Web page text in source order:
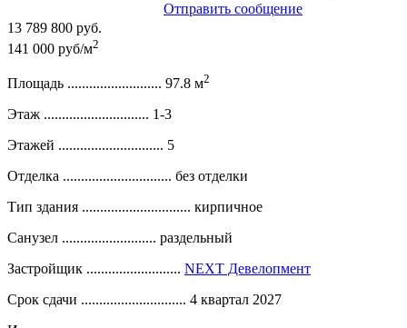
Отправить сообщение
13 789 800 руб.
141 000 руб/м2
Площадь .......................... 97.8 м2
Этаж ............................. 1-3
Этажей ............................. 5
Отделка .............................. без отделки
Тип здания .............................. кирпичное
Санузел .......................... раздельный
Застройщик .......................... NEXT Девелопмент
Срок сдачи ............................. 4 квартал 2027